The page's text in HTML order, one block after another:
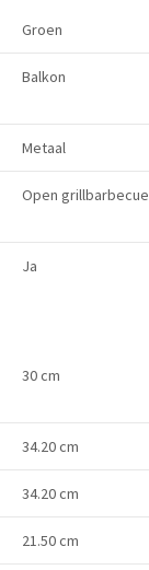
Groen
Balkon
Metaal
Open grillbarbecue
Ja
30 cm
34.20 cm
34.20 cm
21.50 cm